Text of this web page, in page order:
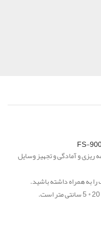
ریزی و آمادگی و تجهیز وسایل
را به همراه داشته باشید.